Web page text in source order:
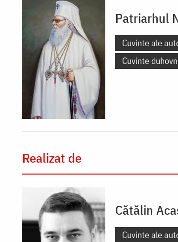
Patriarhul
Cuvinte ale
Cuvinte
Realizat de
Cătălin
Cuvinte ale